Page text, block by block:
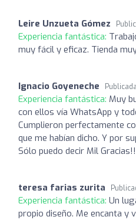
Leire Unzueta Gómez
Experiencia fantástica:
muy fácil y eficaz. Tienda
Ignacio Goyeneche
Experiencia fantástica: Muy
con ellos vía WhatsApp y
Cumplieron perfectamente
que me habían dicho. Y por
Sólo puedo decir Mil
teresa farias zurita
Experiencia fantástica: Un
propio diseño. Me encanta y